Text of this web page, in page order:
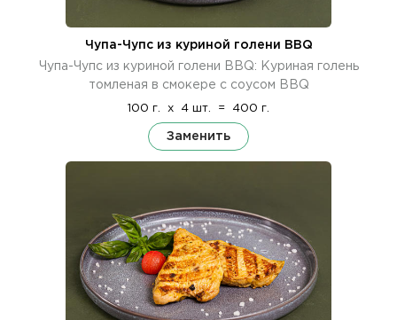
Чупа-Чупс из куриной голени BBQ
Чупа-Чупс из куриной голени BBQ: Куриная голень
томленая в смокере с соусом BBQ
100 г. x 4 шт. = 400 г.
Заменить